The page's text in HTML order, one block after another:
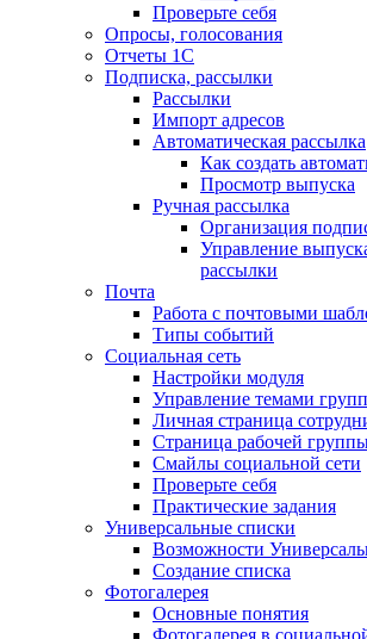
Проверьте себя
Опросы, голосования
Отчеты 1С
Подписка, рассылки
Рассылки
Импорт адресов
Автоматическая рассылка
Как создать
Просмотр выпуска
Ручная рассылка
Организация
Управление
рассылки
Почта
Работа с почтовыми
Типы событий
Социальная сеть
Настройки модуля
Управление темами групп
Личная страница
Страница рабочей
Смайлы социальной сети
Проверьте себя
Практические задания
Универсальные списки
Возможности
Создание списка
Фотогалерея
Основные понятия
Фотогалерея в